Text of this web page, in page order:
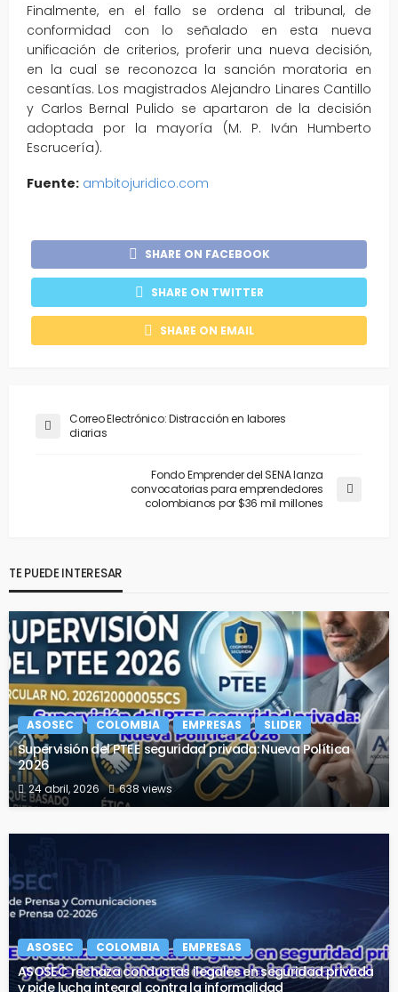
Finalmente, en el fallo se ordena al tribunal, de
conformidad con lo señalado en esta nueva
unificación de criterios, proferir una nueva decisión,
en la cual se reconozca la sanción moratoria en
cesantías. Los magistrados Alejandro Linares Cantillo
y Carlos Bernal Pulido se apartaron de la decisión
adoptada por la mayoría (M. P. Iván Humberto
Escrucería).
Fuente: ambitojuridico.com
SHARE ON FACEBOOK
SHARE ON TWITTER
SHARE ON EMAIL
Correo Electrónico: Distracción en labores
diarias
Fondo Emprender del SENA lanza
convocatorias para emprendedores
colombianos por $36 mil millones
TE PUEDE INTERESAR
ASOSEC COLOMBIA EMPRESAS SLIDER
Supervisión del PTEE seguridad privada: Nueva Política
2026
24 abril, 2026 638 views
ASOSEC COLOMBIA EMPRESAS
ASOSEC rechaza conductas ilegales en seguridad privada
y pide lucha integral contra la informalidad